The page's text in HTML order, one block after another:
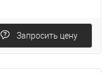
Запросить цену